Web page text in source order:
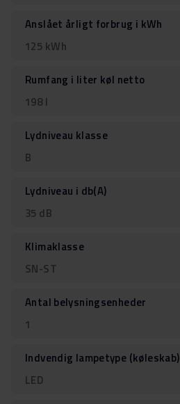
Anslået årligt forbrug i kWh
125 kWh
Rumfang i liter køl netto
198 l
Lydniveau klasse
B
Lydniveau i db(A)
35 dB
Klimaklasse
SN-ST
Antal belysningsenheder
1
Indvendig lampetype (køleskab)
LED